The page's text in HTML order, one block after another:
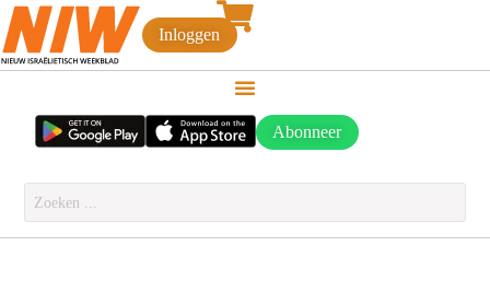
Inloggen
Abonneer